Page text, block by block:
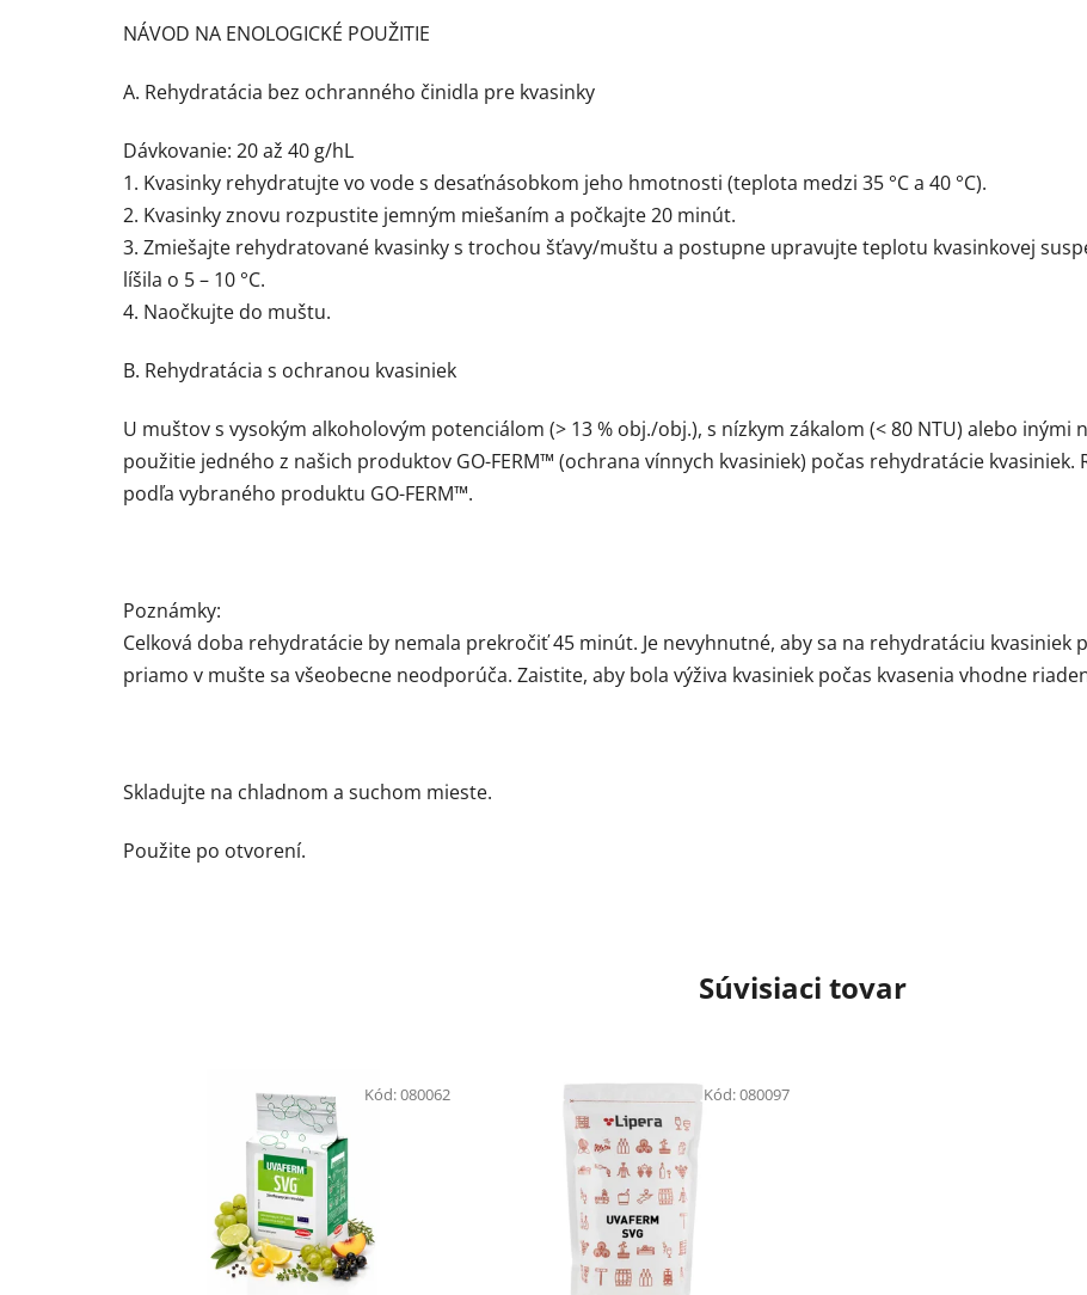
NÁVOD NA ENOLOGICKÉ POUŽITIE
A. Rehydratácia bez ochranného činidla pre kvasinky
Dávkovanie: 20 až 40 g/hL
1. Kvasinky rehydratujte vo vode s desaťnásobkom jeho hmotnosti (teplota medzi 35 °C a 40 °C).
2. Kvasinky znovu rozpustite jemným miešaním a počkajte 20 minút.
3. Zmiešajte rehydratované kvasinky s trochou šťavy/muštu a postupne upravujte teplotu kvasinkovej
líšila o 5 – 10 °C.
4. Naočkujte do muštu.
B. Rehydratácia s ochranou kvasiniek
U muštov s vysokým alkoholovým potenciálom (> 13 % obj./obj.), s nízkym zákalom (< 80 NTU) alebo
použitie jedného z našich produktov GO-FERM™ (ochrana vínnych kvasiniek) počas rehydratácie
podľa vybraného produktu GO-FERM™.
Poznámky:
Celková doba rehydratácie by nemala prekročiť 45 minút. Je nevyhnutné, aby sa na rehydratáciu kvasiniek
priamo v mušte sa všeobecne neodporúča. Zaistite, aby bola výživa kvasiniek počas kvasenia vhodne
Skladujte na chladnom a suchom mieste.
Použite po otvorení.
Súvisiaci tovar
Kód:080062 Kód:080097